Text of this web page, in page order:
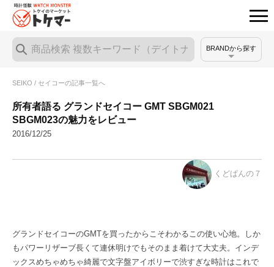
BRANDから探す
SEIKO / セイコーの記事一覧へ
所有者語る グランドセイコー GMT SBGM021
SBGM023の魅力をレビュー
2016/12/25
くどぱんの７
グランドセイコーのGMTを買ったからこそわかるこの使い心地。しか
もパワーリザーブ長くて連休明けでもそのまま着けて大丈夫。インデ
ックスめちゃめちゃ綺麗で文字盤アイボリーで渋すぎな時計はこれで